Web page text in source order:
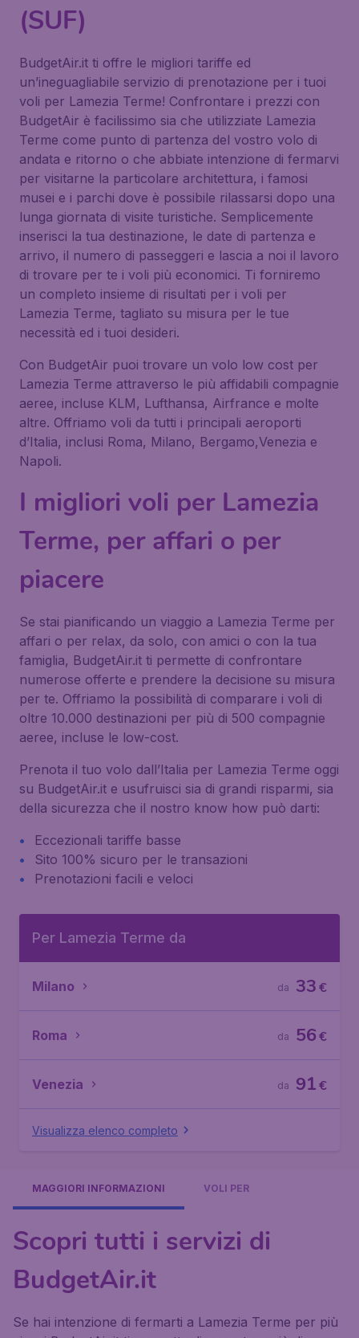
(SUF)
BudgetAir.it ti offre le migliori tariffe ed
un’ineguagliabile servizio di prenotazione per i tuoi
voli per Lamezia Terme! Confrontare i prezzi con
BudgetAir è facilissimo sia che utilizziate Lamezia
Terme come punto di partenza del vostro volo di
andata e ritorno o che abbiate intenzione di fermarvi
per visitarne la particolare architettura, i famosi
musei e i parchi dove è possibile rilassarsi dopo una
lunga giornata di visite turistiche. Semplicemente
inserisci la tua destinazione, le date di partenza e
arrivo, il numero di passeggeri e lascia a noi il lavoro
di trovare per te i voli più economici. Ti forniremo
un completo insieme di risultati per i voli per
Lamezia Terme, tagliato su misura per le tue
necessità ed i tuoi desideri.
Con BudgetAir puoi trovare un volo low cost per
Lamezia Terme attraverso le più affidabili compagnie
aeree, incluse KLM, Lufthansa, Airfrance e molte
altre. Offriamo voli da tutti i principali aeroporti
d’Italia, inclusi Roma, Milano, Bergamo,Venezia e
Napoli.
I migliori voli per Lamezia
Terme, per affari o per
piacere
Se stai pianificando un viaggio a Lamezia Terme per
affari o per relax, da solo, con amici o con la tua
famiglia, BudgetAir.it ti permette di confrontare
numerose offerte e prendere la decisione su misura
per te. Offriamo la possibilità di comparare i voli di
oltre 10.000 destinazioni per più di 500 compagnie
aeree, incluse le low-cost.
Prenota il tuo volo dall’Italia per Lamezia Terme oggi
su BudgetAir.it e usufruisci sia di grandi risparmi, sia
della sicurezza che il nostro know how può darti:
Eccezionali tariffe basse
Sito 100% sicuro per le transazioni
Prenotazioni facili e veloci
Per Lamezia Terme da
Milano €
33
da
Roma €
56
da
Venezia €
91
da
Visualizza elenco completo
MAGGIORI INFORMAZIONI VOLI PER
Scopri tutti i servizi di
BudgetAir.it
Se hai intenzione di fermarti a Lamezia Terme per più